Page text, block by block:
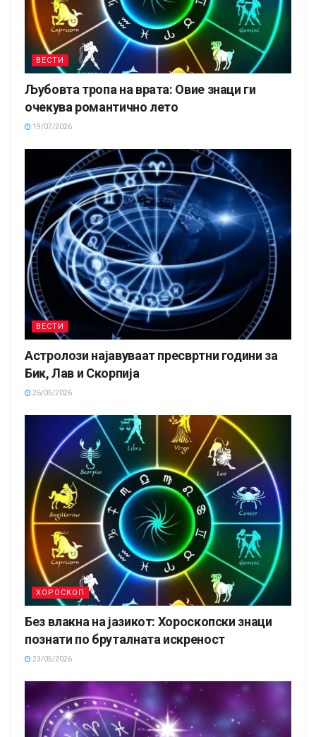
ВЕСТИ
Љубовта тропа на врата: Овие знаци ги
очекува романтично лето
19/07/2026
ВЕСТИ
Астролози најавуваат пресвртни години за
Бик, Лав и Скорпија
26/05/2026
ХОРОСКОП
Без влакна на јазикот: Хороскопски знаци
познати по бруталната искреност
23/05/2026